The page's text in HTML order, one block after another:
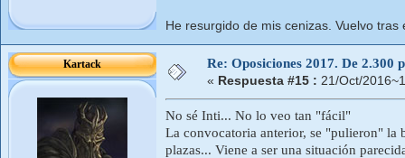
He resurgido de mis cenizas. Vuelvo tras
Kartack Re: Oposiciones 2017. De 2.300
« Respuesta #15 : 21/Oct/
No sé Inti... No lo veo tan "fácil"
La convocatoria anterior, se "pulieron" la
plazas... Viene a ser una situación